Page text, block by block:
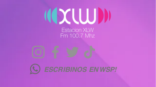
ESCRIBINOS EN WSP!